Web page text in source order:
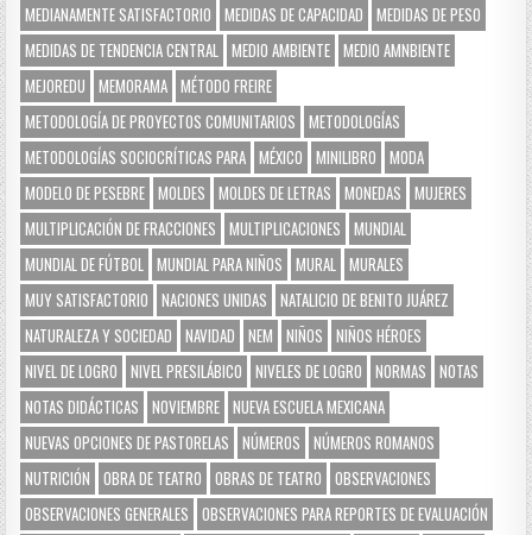
MEDIANAMENTE SATISFACTORIO
MEDIDAS DE CAPACIDAD
MEDIDAS DE PESO
MEDIDAS DE TENDENCIA CENTRAL
MEDIO AMBIENTE MEDIO AMNBIENTE
MEJOREDU
MEMORAMA MÉTODO FREIRE
METODOLOGÍA DE PROYECTOS COMUNITARIOS
METODOLOGÍAS
METODOLOGÍAS SOCIOCRÍTICAS PARA MÉXICO MINILIBRO
MODA
MODELO DE PESEBRE MOLDES MOLDES DE LETRAS MONEDAS
MUJERES
MULTIPLICACIÓN DE FRACCIONES
MULTIPLICACIONES
MUNDIAL
MUNDIAL DE FÚTBOL
MUNDIAL PARA NIÑOS MURAL
MURALES
MUY SATISFACTORIO
NACIONES UNIDAS
NATALICIO DE BENITO JUÁREZ
NATURALEZA Y SOCIEDAD
NAVIDAD NEM NIÑOS
NIÑOS HÉROES
NIVEL DE LOGRO
NIVEL PRESILÁBICO NIVELES DE LOGRO NORMAS
NOTAS
NOTAS DIDÁCTICAS
NOVIEMBRE NUEVA ESCUELA MEXICANA
NUEVAS OPCIONES DE PASTORELAS
NÚMEROS
NÚMEROS ROMANOS
NUTRICIÓN
OBRA DE TEATRO OBRAS DE TEATRO
OBSERVACIONES
OBSERVACIONES GENERALES
OBSERVACIONES PARA REPORTES DE EVALUACIÓN